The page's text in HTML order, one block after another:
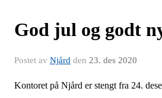
God jul og godt
Postet av Njård den 23. des 2020
Kontoret på Njård er stengt fra 24.